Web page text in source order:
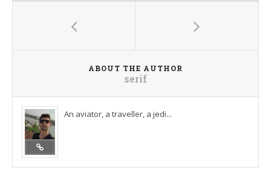
ABOUT THE AUTHOR
serif
An aviator, a traveller, a jedi...